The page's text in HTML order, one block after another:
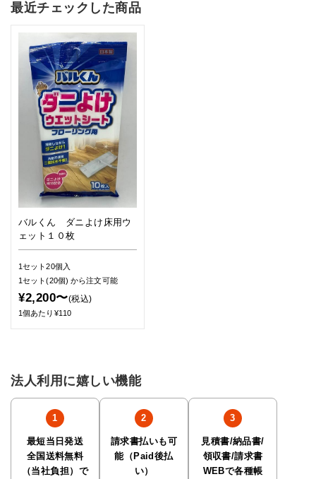
最近チェックした商品
バルくん ダニよけ床用ウ
ェット１０枚
1セット20個入
1セット(20個)から注文可能
¥2,200〜(税込)
1個あたり¥110
法人利用に嬉しい機能
最短当日発送
全国送料無料
（当社負担）で
請求書払いも可
能（Paid後払
い）
見積書/納品書/
領収書/請求書
WEBで各種帳